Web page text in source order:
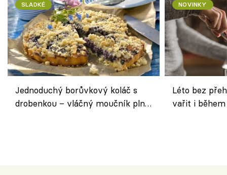
SLADKÉ
Jednoduchý borůvkový koláč s
drobenkou – vláčný moučník plný
NOVINKY
Léto bez
vařit i